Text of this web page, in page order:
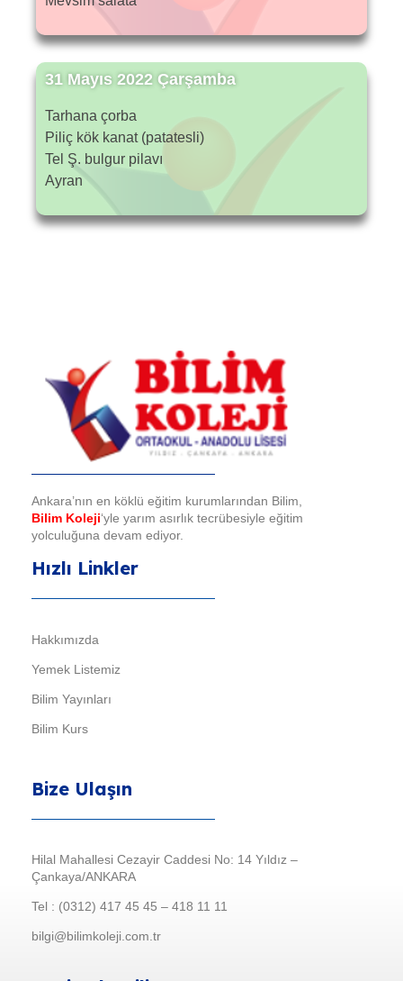
31 Mayıs 2022 Çarşamba
Tarhana çorba
Piliç kök kanat (patatesli)
Tel Ş. bulgur pilavı
Ayran
Bilim Koleji
Ankara’nın en köklü eğitim kurumlarından Bilim,
Bilim Koleji‘yle yarım asırlık tecrübesiyle eğitim
yolculuğuna devam ediyor.
Hızlı Linkler
Hakkımızda
Yemek Listemiz
Bilim Yayınları
Bilim Kurs
Bize Ulaşın
Hilal Mahallesi Cezayir Caddesi No: 14 Yıldız –
Çankaya/ANKARA
Tel : (0312) 417 45 45 – 418 11 11
bilgi@bilimkoleji.com.tr